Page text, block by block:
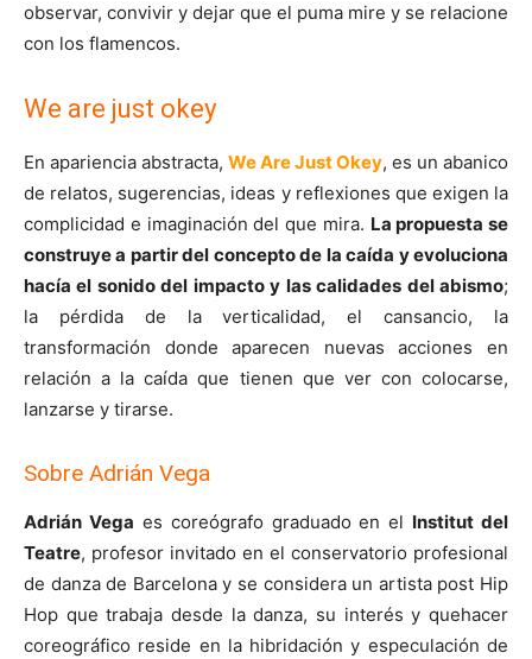
observar, convivir y dejar que el puma mire y se relacione
con los flamencos.
We are just okey
En apariencia abstracta, We Are Just Okey, es un abanico
de relatos, sugerencias, ideas y reflexiones que exigen la
complicidad e imaginación del que mira. La propuesta se
construye a partir del concepto de la caída y evoluciona
hacía el sonido del impacto y las calidades del abismo;
la pérdida de la verticalidad, el cansancio, la
transformación donde aparecen nuevas acciones en
relación a la caída que tienen que ver con colocarse,
lanzarse y tirarse.
Sobre Adrián Vega
Adrián Vega es coreógrafo graduado en el Institut del
Teatre, profesor invitado en el conservatorio profesional
de danza de Barcelona y se considera un artista post Hip
Hop que trabaja desde la danza, su interés y quehacer
coreográfico reside en la hibridación y especulación de